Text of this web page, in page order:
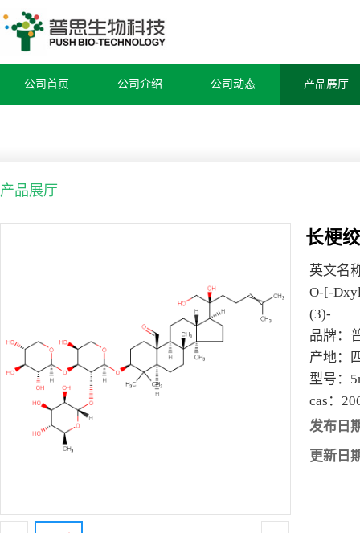
公司首页 公司介绍 公司动态 产品展厅
产品展厅
长梗
英文名
O-[-
(3)-
品牌：
产地：
型号：
cas：
发布日
更新日